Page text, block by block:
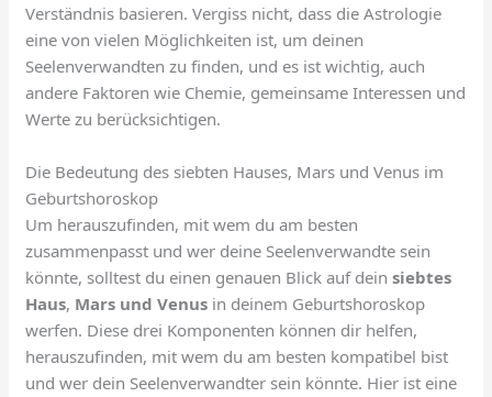
Verständnis basieren. Vergiss nicht, dass die Astrologie
eine von vielen Möglichkeiten ist, um deinen
Seelenverwandten zu finden, und es ist wichtig, auch
andere Faktoren wie Chemie, gemeinsame Interessen und
Werte zu berücksichtigen.
Die Bedeutung des siebten Hauses, Mars und Venus im
Geburtshoroskop
Um herauszufinden, mit wem du am besten
zusammenpasst und wer deine Seelenverwandte sein
könnte, solltest du einen genauen Blick auf deinsiebtes
Haus, Mars und Venus in deinem Geburtshoroskop
werfen. Diese drei Komponenten können dir helfen,
herauszufinden, mit wem du am besten kompatibel bist
und wer dein Seelenverwandter sein könnte. Hier ist eine